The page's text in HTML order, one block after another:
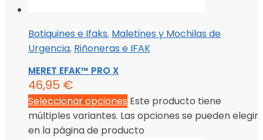
Botiquines e Ifaks, Maletines y Mochilas de
Urgencia, Riñoneras e IFAK
MERET EFAK™ PRO X
46,95 €
Seleccionar opciones Este producto tiene
múltiples variantes. Las opciones se pueden elegir
en la página de producto